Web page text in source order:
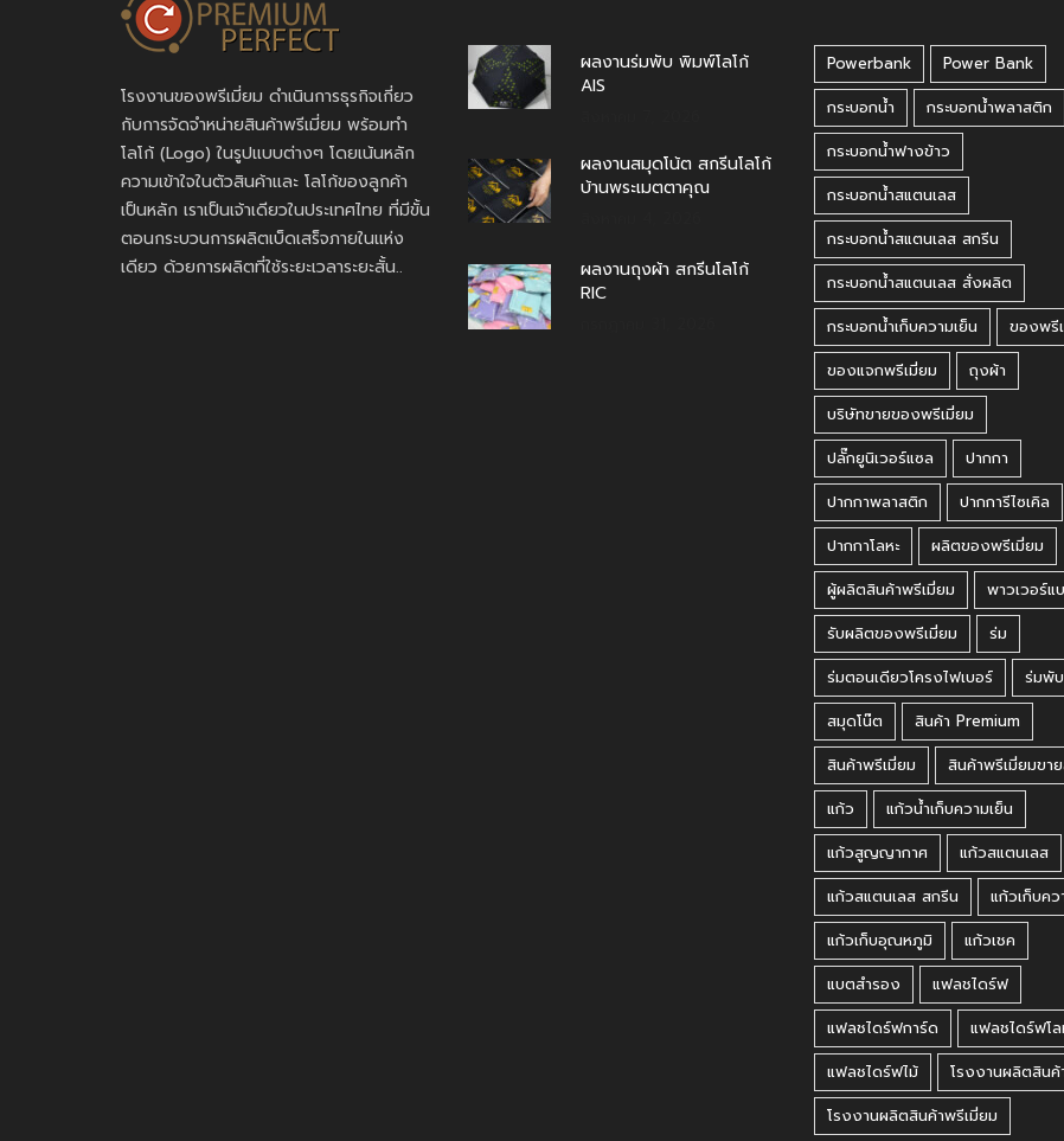
โรงงานของพรีเมี่ยม ดำเนินการธุรกิจเกี่ยว
กับการจัดจำหน่ายสินค้าพรีเมี่ยม พร้อมทำ
โลโก้ (Logo) ในรูปแบบต่างๆ โดยเน้นหลัก
ความเข้าใจในตัวสินค้าและ โลโก้ของลูกค้า
เป็นหลัก เราเป็นเจ้าเดียวในประเทศไทย ที่มีขั้น
ตอนกระบวนการผลิตเบ็ดเสร็จภายในแห่ง
เดียว ด้วยการผลิตที่ใช้ระยะเวลาระยะสั้น..
ผลงานร่มพับ พิมพ์โลโก้
AIS
ผลงานสมุดโน้ต สกรีนโลโก้
บ้านพระเมตตาคุณ
ผลงานถุงผ้า สกรีนโลโก้
RIC
Powerbank
Power Bank
กระบอกน้ำ
กระบอกน้ำพลาสติก
กระบอกน้ำฟางข้าว
กระบอกน้ำสแตนเลส
กระบอกน้ำสแตนเลส สกรีน
กระบอกน้ำสแตนเลส สั่งผลิต
กระบอกน้ำเก็บความเย็น
ของพรี
ของแจกพรีเมี่ยม
ถุงผ้า
บริษัทขายของพรีเมี่ยม
ปลั๊กยูนิเวอร์แซล
ปากกา
ปากกาพลาสติก
ปากการีไซเคิล
ปากกาโลหะ
ผลิตของพรีเมี่ยม
ผู้ผลิตสินค้าพรีเมี่ยม
พาวเวอร์แ
รับผลิตของพรีเมี่ยม
ร่ม
ร่มตอนเดียวโครงไฟเบอร์
ร่มพับ
สมุดโน๊ต
สินค้า Premium
สินค้าพรีเมี่ยม
สินค้าพรีเมี่ยมขา
แก้ว
แก้วน้ำเก็บความเย็น
แก้วสูญญากาศ
แก้วสแตนเลส
แก้วสแตนเลส สกรีน
แก้วเก็บคว
แก้วเก็บอุณหภูมิ
แก้วเชค
แบตสำรอง
แฟลชไดร์ฟ
แฟลชไดร์ฟการ์ด
แฟลชไดร์ฟโล
แฟลชไดร์ฟไม้
โรงงานผลิตสินค้
โรงงานผลิตสินค้าพรีเมี่ยม